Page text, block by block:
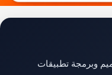
وبرمجة تطبيقات